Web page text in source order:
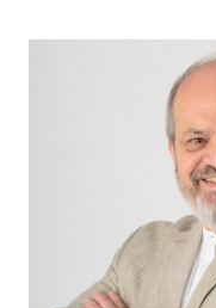
*
Guarda mi
este
comente.